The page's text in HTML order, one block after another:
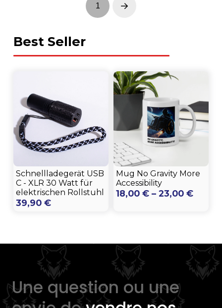
1 Next
Best Seller
Schnellladegerät USB
C - XLR 30 Watt für
elektrischen Rollstuhl
39,90 €
Mug No Gravity More
Accessibility
18,00 € – 23,00 €
Une question ou une